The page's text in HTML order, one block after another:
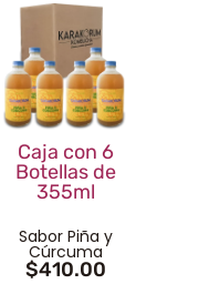
Caja con 6
Botellas de
355ml
Sabor Piña y
Cúrcuma
$410.00